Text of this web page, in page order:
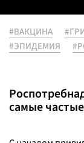
#ВАКЦИНА
#ЭПИДЕМИЯ
самые